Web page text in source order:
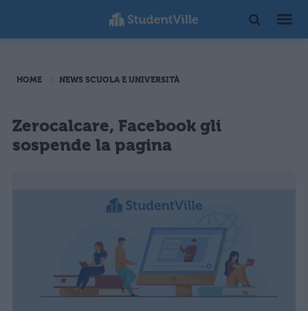
HOME NEWS SCUOLA E UNIVERSITÀ
Zerocalcare, Facebook gli
sospende la pagina